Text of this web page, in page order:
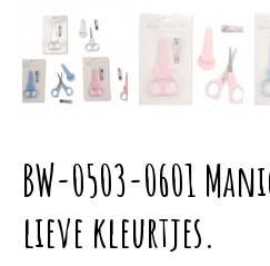
BW-0503-0601
lieve kleurtjes.